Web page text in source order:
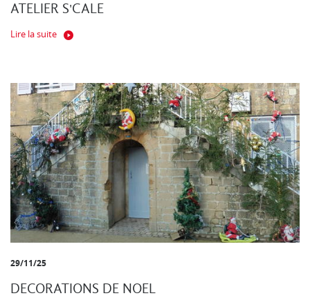
ATELIER S'CALE
Lire la suite
29/11/25
DECORATIONS DE NOEL